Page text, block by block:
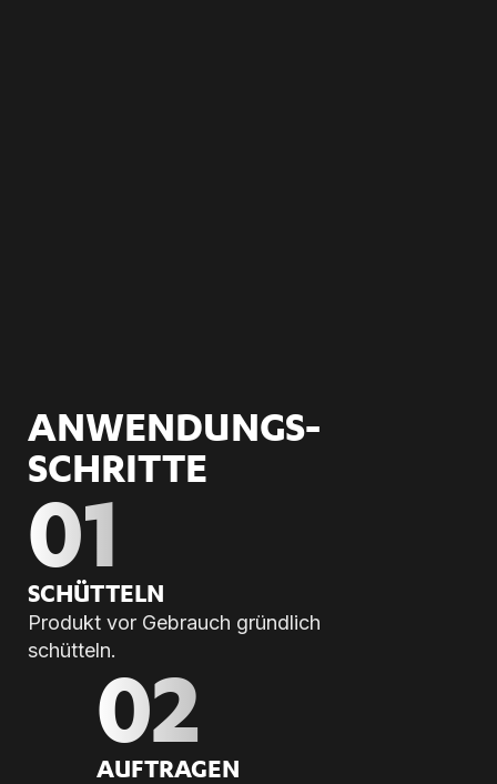
ANWENDUNGS­
SCHRITTE
01
SCHÜT­TELN
Produkt vor Gebrauch gründlich
schütteln.
02
AUF­TRA­GEN